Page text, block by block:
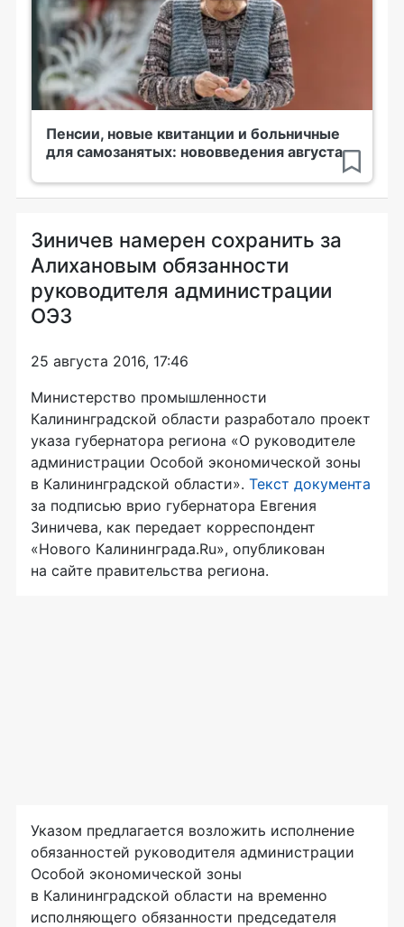
Пенсии, новые квитанции и больничные
для самозанятых: нововведения августа
Зиничев намерен сохранить за
Алихановым обязанности
руководителя администрации
ОЭЗ
25 августа 2016, 17:46
Министерство промышленности
Калининградской области разработало проект
указа губернатора региона «О руководителе
администрации Особой экономической зоны
в Калининградской области». Текст документа
за подписью врио губернатора Евгения
Зиничева, как передает корреспондент
«Нового Калининграда.Ru», опубликован
на сайте правительства региона.
Указом предлагается возложить исполнение
обязанностей руководителя администрации
Особой экономической зоны
в Калининградской области на временно
исполняющего обязанности председателя